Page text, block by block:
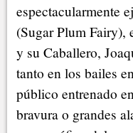
espectacularmente
(Sugar Plum Fairy),
y su Caballero,
tanto en los bailes
público entrenado
bravura o grandes